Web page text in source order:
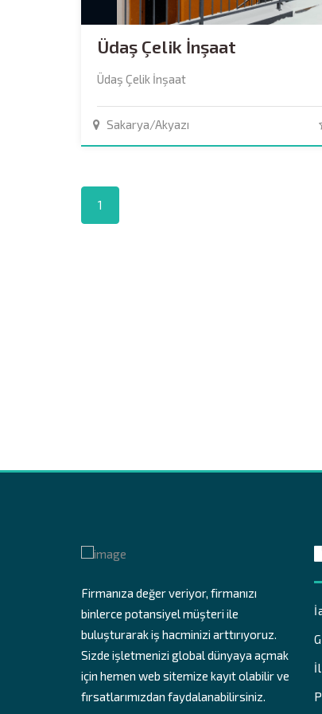
Üdaş Çelik İnşaat
Üdaş Çelik İnşaat
Sakarya/Akyazı
1
Firmanıza değer veriyor, firmanızı
binlerce potansiyel müşteri ile
buluşturarak iş hacminizi arttırıyoruz.
Sizde işletmenizi global dünyaya açmak
için hemen web sitemize kayıt olabilir ve
fırsatlarımızdan faydalanabilirsiniz.